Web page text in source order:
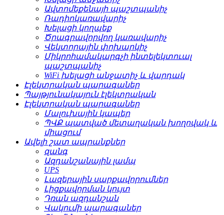
Ավտոմեքենայի պաշտպանիչ
Ռադիոկառավարիչ
Խելացի կողպեք
Ծրագրավորվող կառավարիչ
Վեկտորային փոխարկիչ
Միկրոհամակարգչի ինտելեկտուալ
պաշտպանիչ
WiFi խելացի անջատիչ և վարդակ
Էլեկտրական պարագաներ
Պայթյունակայուն էլեկտրական
Էլեկտրական պարագաներ
Մալուխային կապեր
ՊՎՔ պատված մետաղական խողովակ և
միացում
Ավելի շատ ապրանքներ
զանգ
Ազդանշանային լամպ
UPS
Լազերային սարքավորումներ
Լիցքավորման կույտ
Դռան ազդանշան
Վակումի պարագաներ